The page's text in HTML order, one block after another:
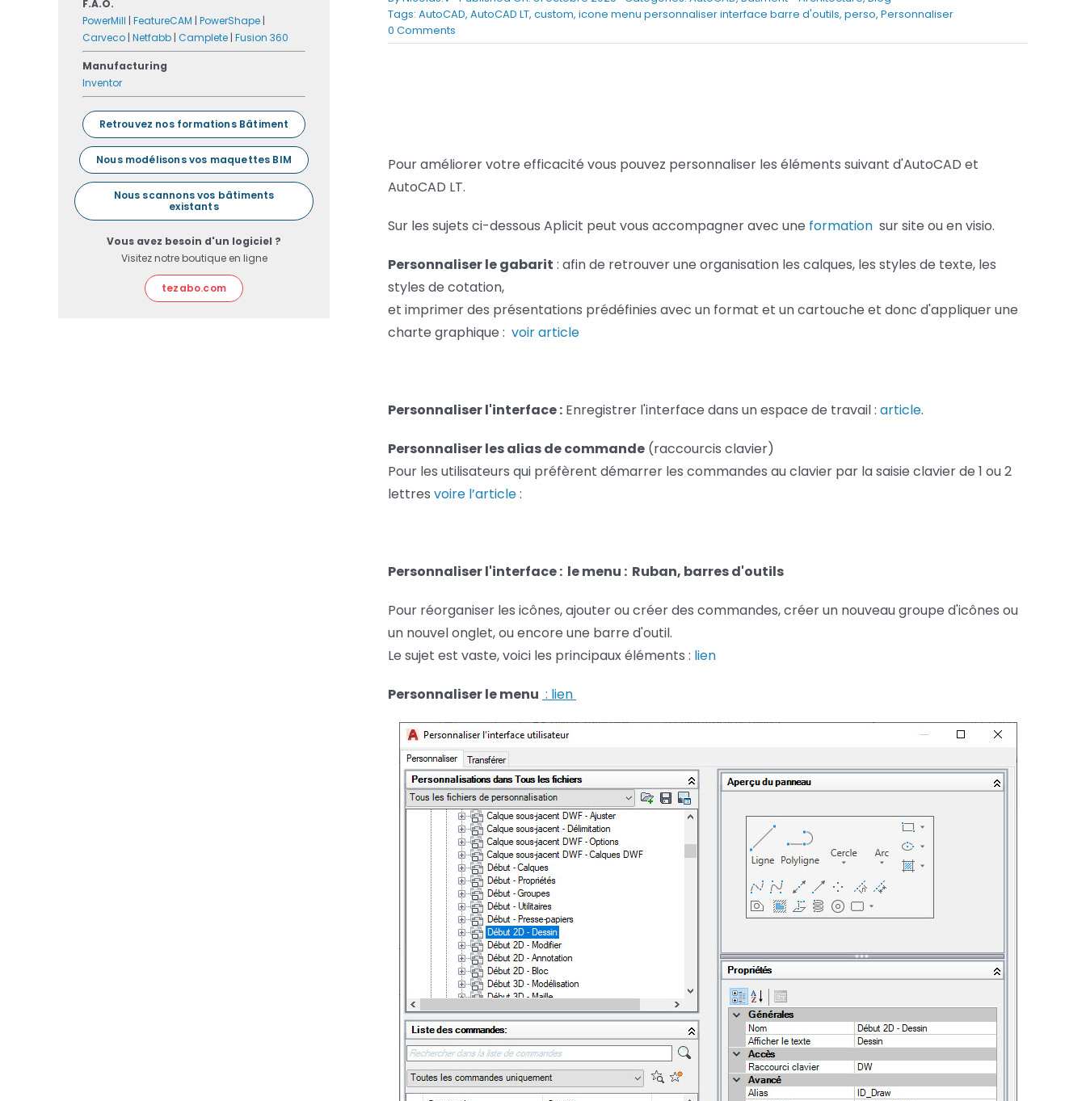
Netfabb
Tags: AutoCAD, AutoCAD LT, custom, icone menu personnaliser interface barre d'outils, perso, Personnaliser
0 Commentson
Personnaliser
Pour améliorer votre efficacité vous pouvez personnaliser les éléments suivant d'AutoCAD et
AutoCAD LT.
Sur les sujets ci-dessous Aplicit peut vous accompagner avec une formationsur site ou en visio.
Personnaliser le gabarit : afin de retrouver une organisation les calques, les styles de texte, les
styles de cotation,
et imprimer des présentations prédéfinies avec un format et un cartouche et donc d'appliquer une
charte graphique : voir article
Personnaliser l'interface :Enregistrer l'interface dans un espace de travail : article.
Personnaliser les alias de commande(raccourcis clavier)
Pour les utilisateurs qui préfèrent démarrer les commandes au clavier par la saisie clavier de 1 ou 2
lettres voire l’article:
Personnaliser l'interface : le menu : Ruban, barres d'outils
Pour réorganiser les icônes, ajouter ou créer des commandes, créer un nouveau groupe d'icônes ou
un nouvel onglet, ou encore une barre d'outil.
Le sujet est vaste, voici les principaux éléments : lien
Personnaliser le menu : lien
F.A.O.
PowerMill | FeatureCAM | PowerShape |
Carveco | Netfabb | Camplete | Fusion 360
Manufacturing
Inventor
Retrouvez nos formations Bâtiment
Nous modélisons vos maquettes BIM
Nous scannons vos bâtiments
existants
Vous avez besoin d'un logiciel ?
Visitez notre boutique en ligne
tezabo.com